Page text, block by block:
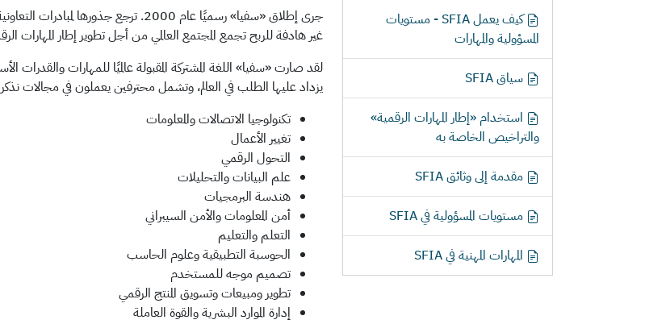
جرى إطلاق «سفيا» رسميًا عام 2000.
غير هادفة للربح تجمع المجتمع العالمي من أجل تطوير إطار المهارات
لقد صارت «سفيا» اللغة المشتركة المقبولة عالميًا للمهارات
يزداد عليها الطلب في العالم، وتشمل محترفين يعملون في مجالات
تكنولوجيا الاتصالات والمعلومات
تغيير الأعمال
التحول الرقمي
علم البيانات والتحليلات
هندسة البرمجيات
أمن المعلومات والأمن السيبراني
التعلم والتعليم
الحوسبة التطبيقية وعلوم الحاسب
تصميم موجه للمستخدم
تطوير ومبيعات وتسويق المنتج الرقمي
إدارة الموارد البشرية والقوة العاملة
ا
ن
كيف يعمل SFIA - مستويات
المسؤولية والمهارات
سياق SFIA
استخدام «إطار المهارات الرقمية»
والتراخيص الخاصة به
مقدمة إلى وثائق SFIA
مستويات المسؤولية في SFIA
المهارات المهنية في SFIA